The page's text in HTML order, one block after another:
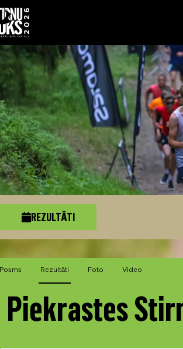
REZULTĀTI
Posms Rezultāti Foto Video
Piekrastes